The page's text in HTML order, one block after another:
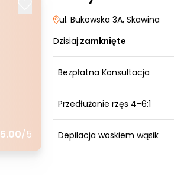
5.00/5
ul. Bukowska 3A, Skawina
Dzisiaj:zamknięte
Bezpłatna Konsultacja
Przedłużanie rzęs 4-6:1
Depilacja woskiem wąsik